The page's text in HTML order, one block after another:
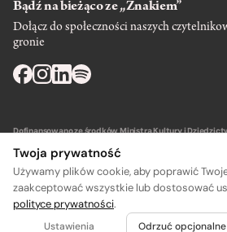
Bądź na bieżąco ze „Znakiem”
Dołącz do społeczności naszych
gronie
Dofinansowano ze środków Ministra Kultury i
Wydawca: SIW Znak w Krakowie
Twoja prywatność
Używamy plików cookie, aby poprawić
zaakceptować wszystkie lub dostosować
polityce prywatności.
Ustawienia Odrzuć opcjonalne